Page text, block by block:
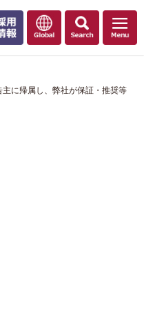
に帰属し、弊社が保証・推奨等